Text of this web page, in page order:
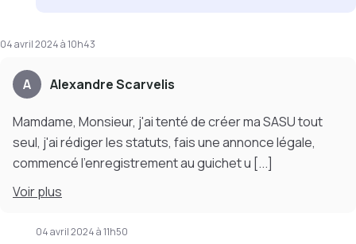
04 avril 2024 à 10h43
A Alexandre Scarvelis
Mamdame, Monsieur, j'ai tenté de créer ma SASU tout
seul, j'ai rédiger les statuts, fais une annonce légale,
commencé l'enregistrement au guichet u [...]
Voirplus
04 avril 2024 à 11h50